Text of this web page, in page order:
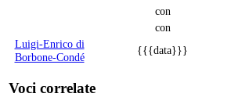
con
con
Luigi-Enrico di
Borbone-Condé
{{{data}}}
Voci correlate